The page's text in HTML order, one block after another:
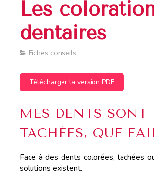
Les
dentaires
Fiches conseils
Télécharger la version PDF
MES DENTS SONT
TACHÉES, QUE
Face à des dents colorées, tachées
solutions existent.